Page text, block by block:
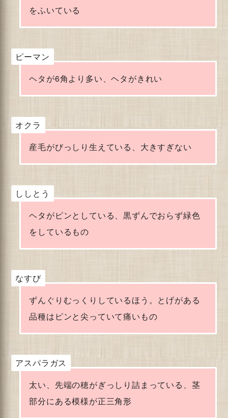
をふいている
ピーマン
ヘタが6角より多い、ヘタがきれい
オクラ
産毛がびっしり生えている、大きすぎない
ししとう
ヘタがピンとしている、黒ずんでおらず緑色
をしているもの
なすび
ずんぐりむっくりしているほう。とげがある
品種はピンと尖っていて痛いもの
アスパラガス
太い、先端の穂がぎっしり詰まっている、茎
部分にある模様が正三角形